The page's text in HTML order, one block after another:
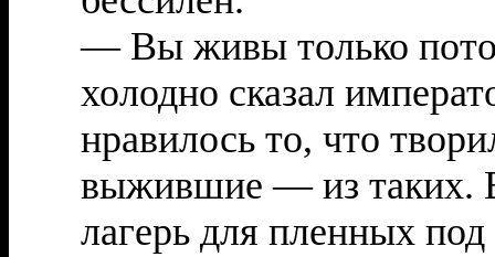
— Вы живы только
холодно сказал
нравилось то, что
выжившие — из таких.
лагерь для пленных